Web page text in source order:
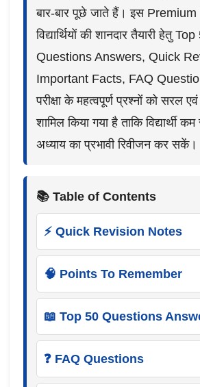
बार-बार पूछे जाते हैं। इस
विद्यार्थियों की शानदार तैयारी हेतु
Questions Answers, Quick
Important Facts, FAQ
परीक्षा के महत्वपूर्ण प्रश्नों को सरल
शामिल किया गया है ताकि विद्यार्थी
अध्याय का प्रभावी रिवीजन कर सकें।
📚 Table of Contents
⚡ Quick Revision Notes
🧠 Points To Remember
📖 Top 50 Questions
❓ FAQ Questions